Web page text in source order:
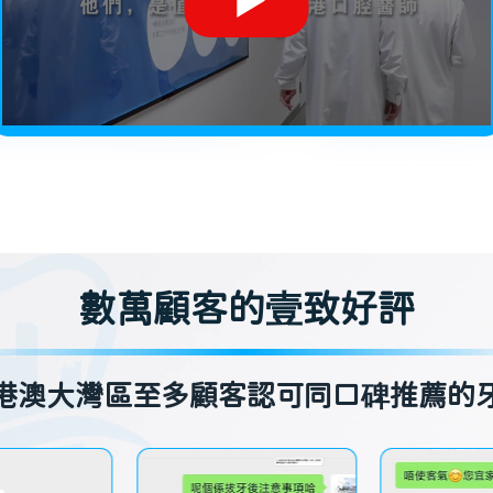
數萬顧客的壹致好評
澳大灣區至多顧客認可同口碑推薦的